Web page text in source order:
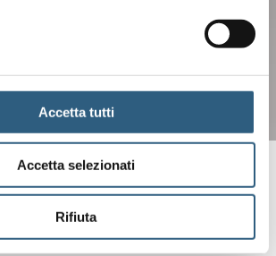
Accetta tutti
Accetta selezionati
Rifiuta
Unsere Zimmer
mit Komfort und Eleganz